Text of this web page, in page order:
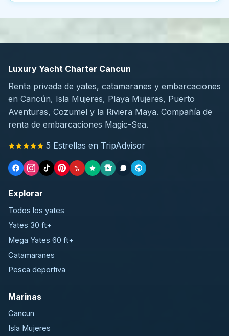
Luxury Yacht Charter Cancun
Renta privada de yates, catamaranes y embarcaciones
en Cancún, Isla Mujeres, Playa Mujeres, Puerto
Aventuras, Cozumel y la Riviera Maya. Compañía de
renta de embarcaciones Magic-Sea.
5 Estrellas en TripAdvisor
Explorar
Todos los yates
Yates 30 ft+
Mega Yates 60 ft+
Catamaranes
Pesca deportiva
Marinas
Cancun
Isla Mujeres